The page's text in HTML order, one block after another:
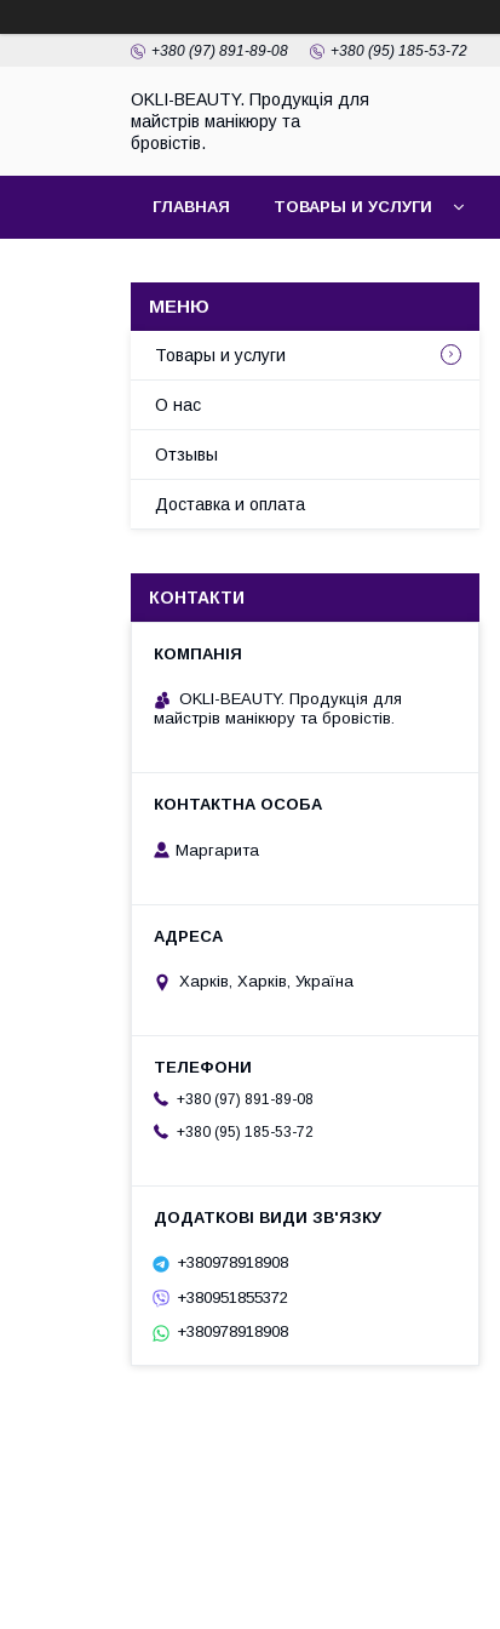
+380 (97) 891-89-08 +380 (95) 185-53-72
OKLI-BEAUTY. Продукція для
майстрів манікюру та
бровістів.
ГЛАВНАЯ ТОВАРЫ И УСЛУГИ
Товары и услуги
О нас
Отзывы
Доставка и оплата
КОНТАКТИ
OKLI-BEAUTY. Продукція для
майстрів манікюру та бровістів.
Маргарита
Харків, Харків, Україна
+380 (97) 891-89-08
+380 (95) 185-53-72
+380978918908
+380951855372
+380978918908